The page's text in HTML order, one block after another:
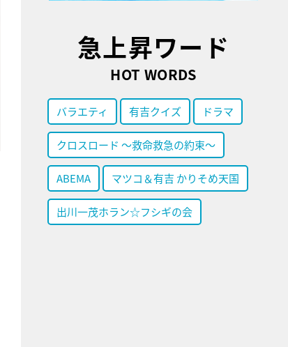
急上昇ワード
HOT WORDS
バラエティ 有吉クイズ ドラマ
クロスロード ～救命救急の約束～
ABEMA マツコ＆有吉 かりそめ天国
出川一茂ホラン☆フシギの会